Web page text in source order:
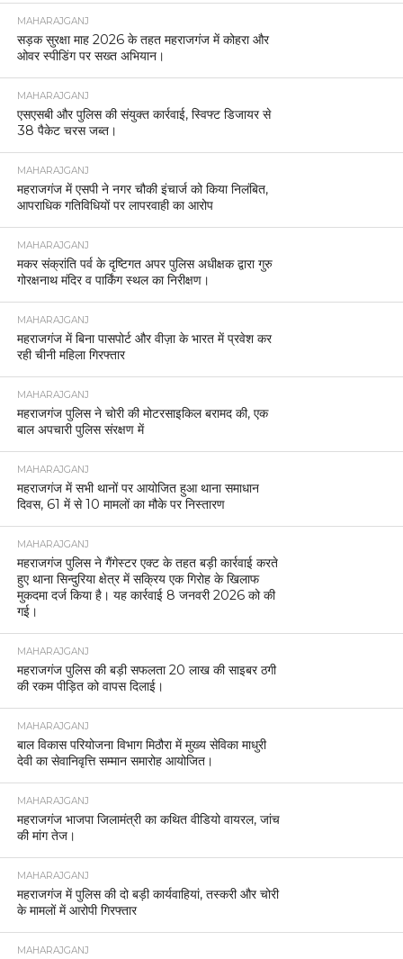
MAHARAJGANJ
सड़क सुरक्षा माह 2026 के तहत महराजगंज में कोहरा और
ओवर स्पीडिंग पर सख्त अभियान।
MAHARAJGANJ
एसएसबी और पुलिस की संयुक्त कार्रवाई, स्विफ्ट डिजायर से
38 पैकेट चरस जब्त।
MAHARAJGANJ
महराजगंज में एसपी ने नगर चौकी इंचार्ज को किया निलंबित,
आपराधिक गतिविधियों पर लापरवाही का आरोप
MAHARAJGANJ
मकर संक्रांति पर्व के दृष्टिगत अपर पुलिस अधीक्षक द्वारा गुरु
गोरक्षनाथ मंदिर व पार्किंग स्थल का निरीक्षण।
MAHARAJGANJ
महराजगंज में बिना पासपोर्ट और वीज़ा के भारत में प्रवेश कर
रही चीनी महिला गिरफ्तार
MAHARAJGANJ
महराजगंज पुलिस ने चोरी की मोटरसाइकिल बरामद की, एक
बाल अपचारी पुलिस संरक्षण में
MAHARAJGANJ
महराजगंज में सभी थानों पर आयोजित हुआ थाना समाधान
दिवस, 61 में से 10 मामलों का मौके पर निस्तारण
MAHARAJGANJ
महराजगंज पुलिस ने गैंगेस्टर एक्ट के तहत बड़ी कार्रवाई करते
हुए थाना सिन्दुरिया क्षेत्र में सक्रिय एक गिरोह के खिलाफ
मुकदमा दर्ज किया है। यह कार्रवाई 8 जनवरी 2026 को की
गई।
MAHARAJGANJ
महराजगंज पुलिस की बड़ी सफलता 20 लाख की साइबर ठगी
की रकम पीड़ित को वापस दिलाई।
MAHARAJGANJ
बाल विकास परियोजना विभाग मिठौरा में मुख्य सेविका माधुरी
देवी का सेवानिवृत्ति सम्मान समारोह आयोजित।
MAHARAJGANJ
महराजगंज भाजपा जिलामंत्री का कथित वीडियो वायरल, जांच
की मांग तेज।
MAHARAJGANJ
महराजगंज में पुलिस की दो बड़ी कार्यवाहियां, तस्करी और चोरी
के मामलों में आरोपी गिरफ्तार
MAHARAJGANJ